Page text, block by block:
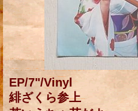
EP/7"/Vinyl
緋ざくら参上